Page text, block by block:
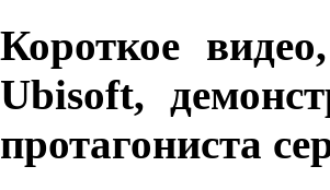
Короткое
Ubisoft,
протагониста